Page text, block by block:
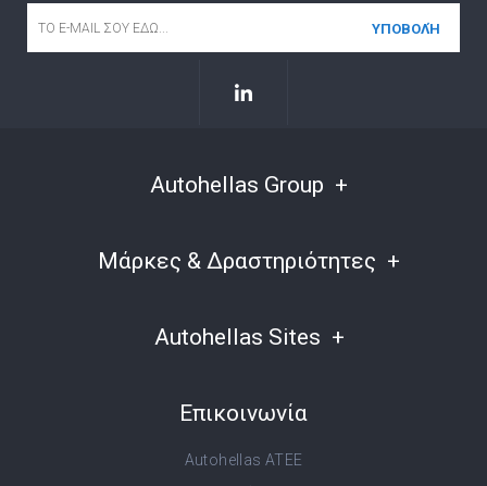
Autohellas Group
Μάρκες & Δραστηριότητες
Autohellas Sites
Επικοινωνία
Autohellas ATEE